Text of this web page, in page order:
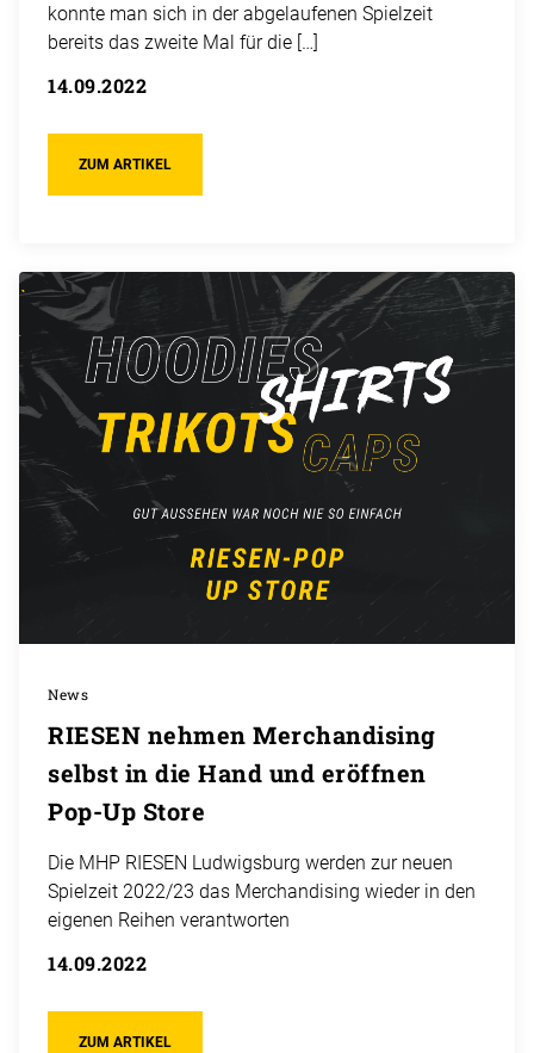
konnte man sich in der abgelaufenen Spielzeit
bereits das zweite Mal für die […]
14.09.2022
ZUM ARTIKEL
News
RIESEN nehmen Merchandising
selbst in die Hand und eröffnen
Pop-Up Store
Die MHP RIESEN Ludwigsburg werden zur neuen
Spielzeit 2022/23 das Merchandising wieder in den
eigenen Reihen verantworten
14.09.2022
ZUM ARTIKEL